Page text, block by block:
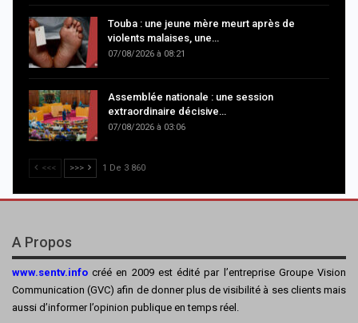
Touba : une jeune mère meurt après de
violents malaises, une…
07/08/2026 à 08:21
Assemblée nationale : une session
extraordinaire décisive…
07/08/2026 à 03:06
<<< >>> 1 De 3 860
A Propos
www.sentv.info créé en 2009 est édité par l’entreprise Groupe Vision
Communication (GVC) afin de donner plus de visibilité à ses clients mais
aussi d’informer l’opinion publique en temps réel.